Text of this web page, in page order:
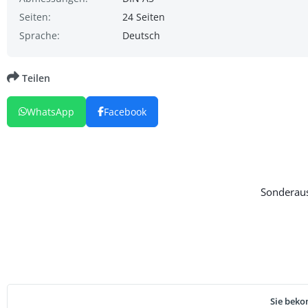
Seiten:
24 Seiten
Sprache:
Deutsch
Sie
Teilen
WhatsApp Facebook